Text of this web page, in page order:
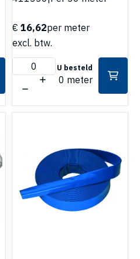
€ 16,62per meter
excl. btw.
U besteld
0 meter